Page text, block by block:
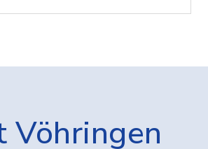
Vöhringen